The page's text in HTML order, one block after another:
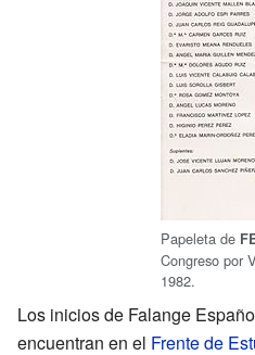
Papeleta de
Congreso por
1982.
Los inicios de Falange
encuentran en el Frente de